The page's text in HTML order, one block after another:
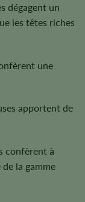
dégagent un
les têtes riches
une
apportent de
confèrent à
la gamme